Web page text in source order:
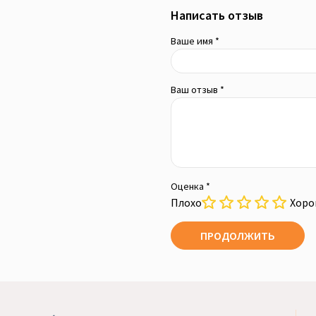
Написать отзыв
Ваше имя *
Ваш отзыв *
Оценка *
Плохо
ПРОДОЛЖИТЬ